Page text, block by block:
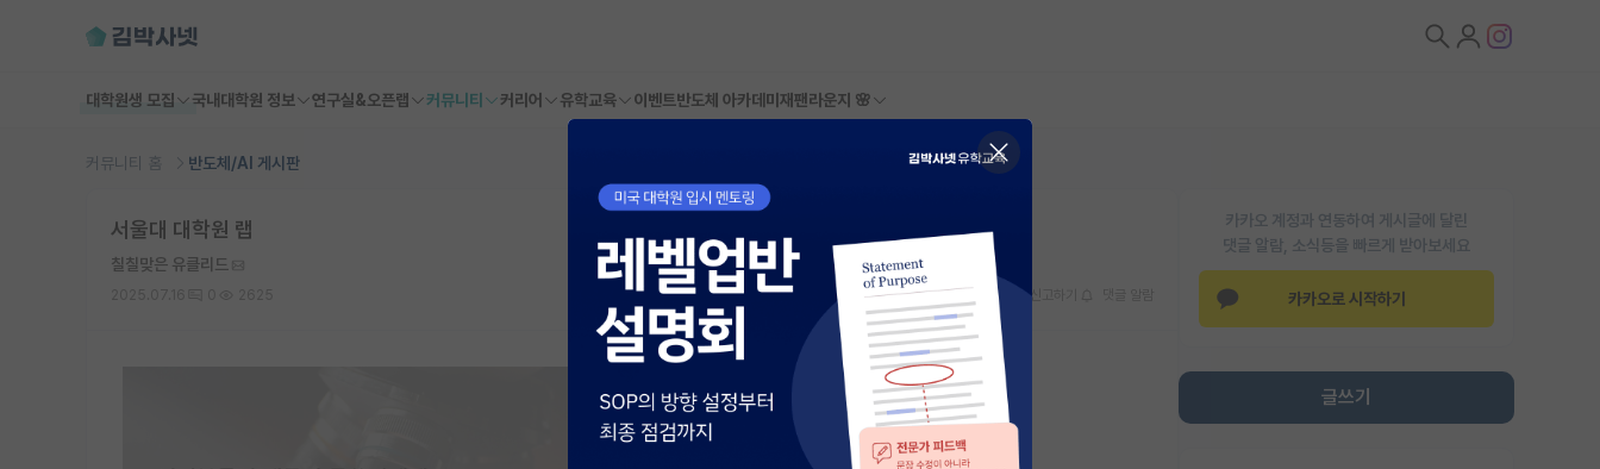
대학원생 모집 국내대학원 정보 연구실&오픈랩 커뮤니티 커리어 유학교육 이벤트반도체 아카데미 재팬라운지 🌸
커뮤니티 홈 반도체/AI 게시판
카카오 계정과 연동하여 게시글에 달린
댓글 알람, 소식등을 빠르게 받아보세요
카카오로 시작하기
글쓰기
서울대 대학원 랩
칠칠맞은 유클리드
스크랩 신고하기